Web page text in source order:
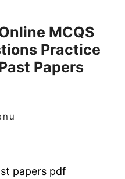
MCQS
Practice
Papers
papers pdf